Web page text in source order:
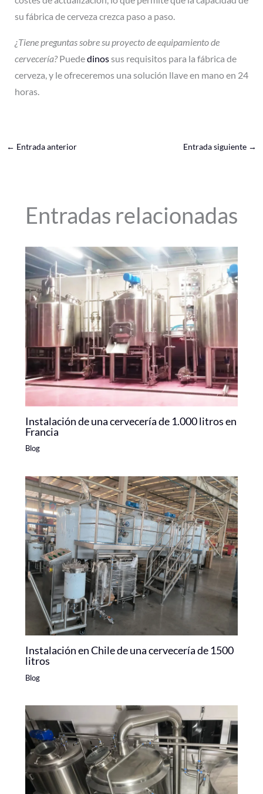
su fábrica de cerveza crezca paso a paso.
¿Tiene preguntas sobre su proyecto de equipamiento de
cervecería?Puededinossus requisitos para la fábrica de
cerveza, y le ofreceremos una solución llave en mano en 24
horas.
← Entrada anterior Entrada siguiente →
Entradas relacionadas
Instalación de una cervecería de 1.000 litros en
Francia
Blog
Instalación en Chile de una cervecería de 1500
litros
Blog